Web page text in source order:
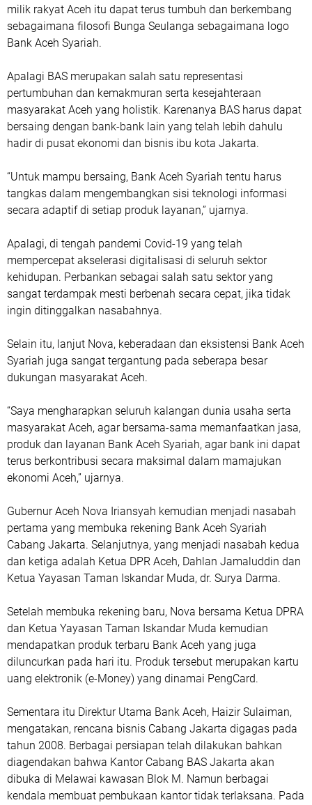
milik rakyat Aceh itu dapat terus tumbuh dan berkembang
sebagaimana filosofi Bunga Seulanga sebagaimana logo
Bank Aceh Syariah.
Apalagi BAS merupakan salah satu representasi
pertumbuhan dan kemakmuran serta kesejahteraan
masyarakat Aceh yang holistik. Karenanya BAS harus dapat
bersaing dengan bank-bank lain yang telah lebih dahulu
hadir di pusat ekonomi dan bisnis ibu kota Jakarta.
“Untuk mampu bersaing, Bank Aceh Syariah tentu harus
tangkas dalam mengembangkan sisi teknologi informasi
secara adaptif di setiap produk layanan,” ujarnya.
Apalagi, di tengah pandemi Covid-19 yang telah
mempercepat akselerasi digitalisasi di seluruh sektor
kehidupan. Perbankan sebagai salah satu sektor yang
sangat terdampak mesti berbenah secara cepat, jika tidak
ingin ditinggalkan nasabahnya.
Selain itu, lanjut Nova, keberadaan dan eksistensi Bank Aceh
Syariah juga sangat tergantung pada seberapa besar
dukungan masyarakat Aceh.
“Saya mengharapkan seluruh kalangan dunia usaha serta
masyarakat Aceh, agar bersama-sama memanfaatkan jasa,
produk dan layanan Bank Aceh Syariah, agar bank ini dapat
terus berkontribusi secara maksimal dalam mamajukan
ekonomi Aceh,” ujarnya.
Gubernur Aceh Nova Iriansyah kemudian menjadi nasabah
pertama yang membuka rekening Bank Aceh Syariah
Cabang Jakarta. Selanjutnya, yang menjadi nasabah kedua
dan ketiga adalah Ketua DPR Aceh, Dahlan Jamaluddin dan
Ketua Yayasan Taman Iskandar Muda, dr. Surya Darma.
Setelah membuka rekening baru, Nova bersama Ketua DPRA
dan Ketua Yayasan Taman Iskandar Muda kemudian
mendapatkan produk terbaru Bank Aceh yang juga
diluncurkan pada hari itu. Produk tersebut merupakan kartu
uang elektronik (e-Money) yang dinamai PengCard.
Sementara itu Direktur Utama Bank Aceh, Haizir Sulaiman,
mengatakan, rencana bisnis Cabang Jakarta digagas pada
tahun 2008. Berbagai persiapan telah dilakukan bahkan
diagendakan bahwa Kantor Cabang BAS Jakarta akan
dibuka di Melawai kawasan Blok M. Namun berbagai
kendala membuat pembukaan kantor tidak terlaksana. Pada